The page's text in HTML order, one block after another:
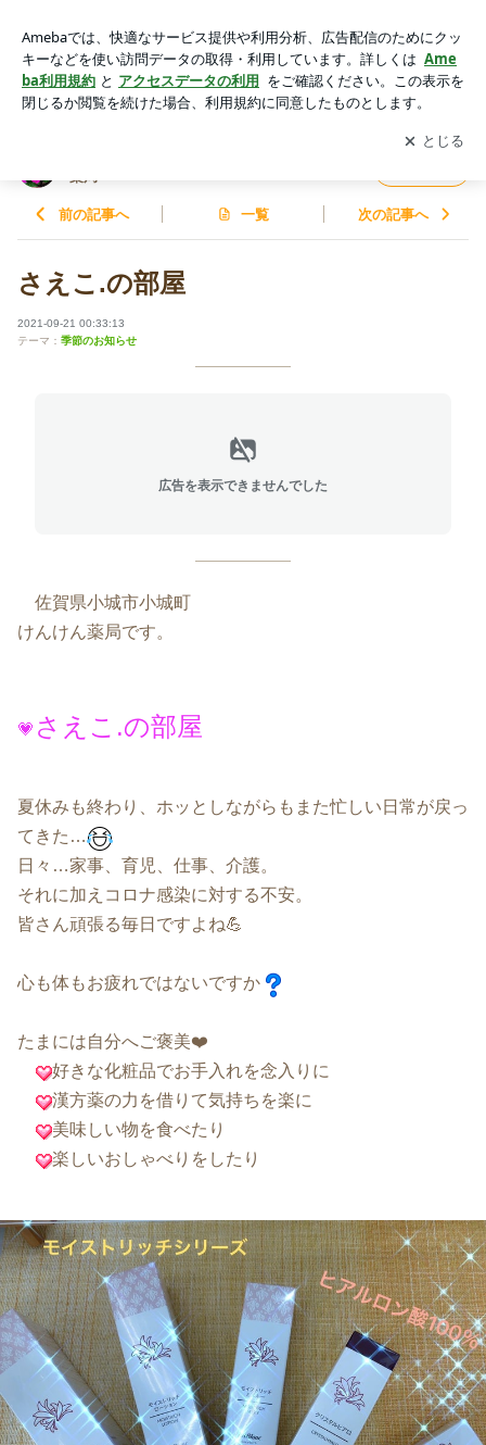
薬局〜
アプリをダウンロードして ブログの更新通知
を受け取りまし
ょう。
開く
薬局〜
前の記事へ 一覧 次の記事へ
さえこ.の部屋
2021-09-21 00:33:13
テーマ： 季節のお知らせ
広告を表示できませんでした
佐賀県小城市小城町
けんけん薬局です。
💗 さえこ.の部屋
夏休みも終わり、ホッとしながらもまた忙しい日常が戻っ
てきた…
日々…家事、育児、仕事、介護。
それに加えコロナ感染に対する不安。
皆さん頑張る毎日ですよね💪
心も体もお疲れではないですか
たまには自分へご褒美❤️
好きな化粧品でお手入れを念入りに
漢方薬の力を借りて気持ちを楽に
美味しい物を食べたり
楽しいおしゃべりをしたり